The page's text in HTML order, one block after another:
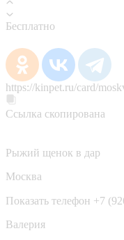
Бесплатно
https://kinpet.ru/card/
Ссылка скопирована
Рыжий щенок в дар
Москва
Показать телефон +7
Валерия